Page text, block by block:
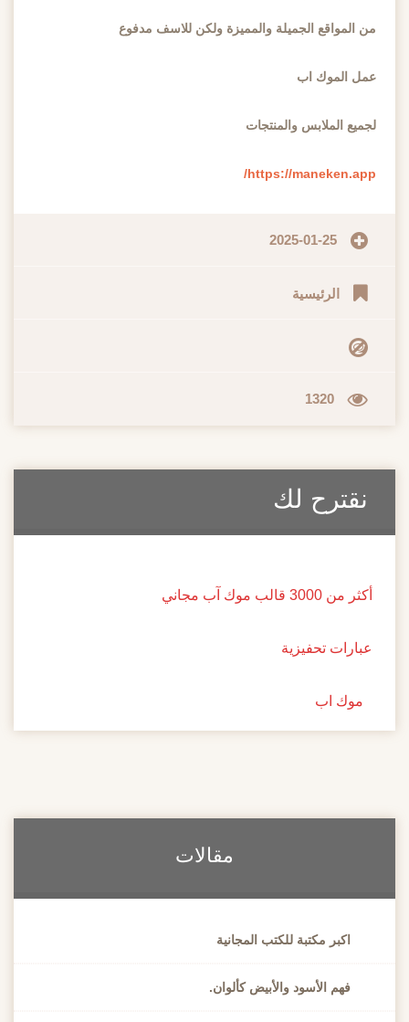
من المواقع الجميلة والمميزة ولكن للاسف مدفوع
عمل الموك اب
لجميع الملابس والمنتجات
https://maneken.app/
2025-01-25
الرئيسية
1320
نقترح لك
أكثر من 3000 قالب موك آب مجاني
عبارات تحفيزية
موك اب
مقالات
اكبر مكتبة للكتب المجانية
فهم الأسود والأبيض كألوان.